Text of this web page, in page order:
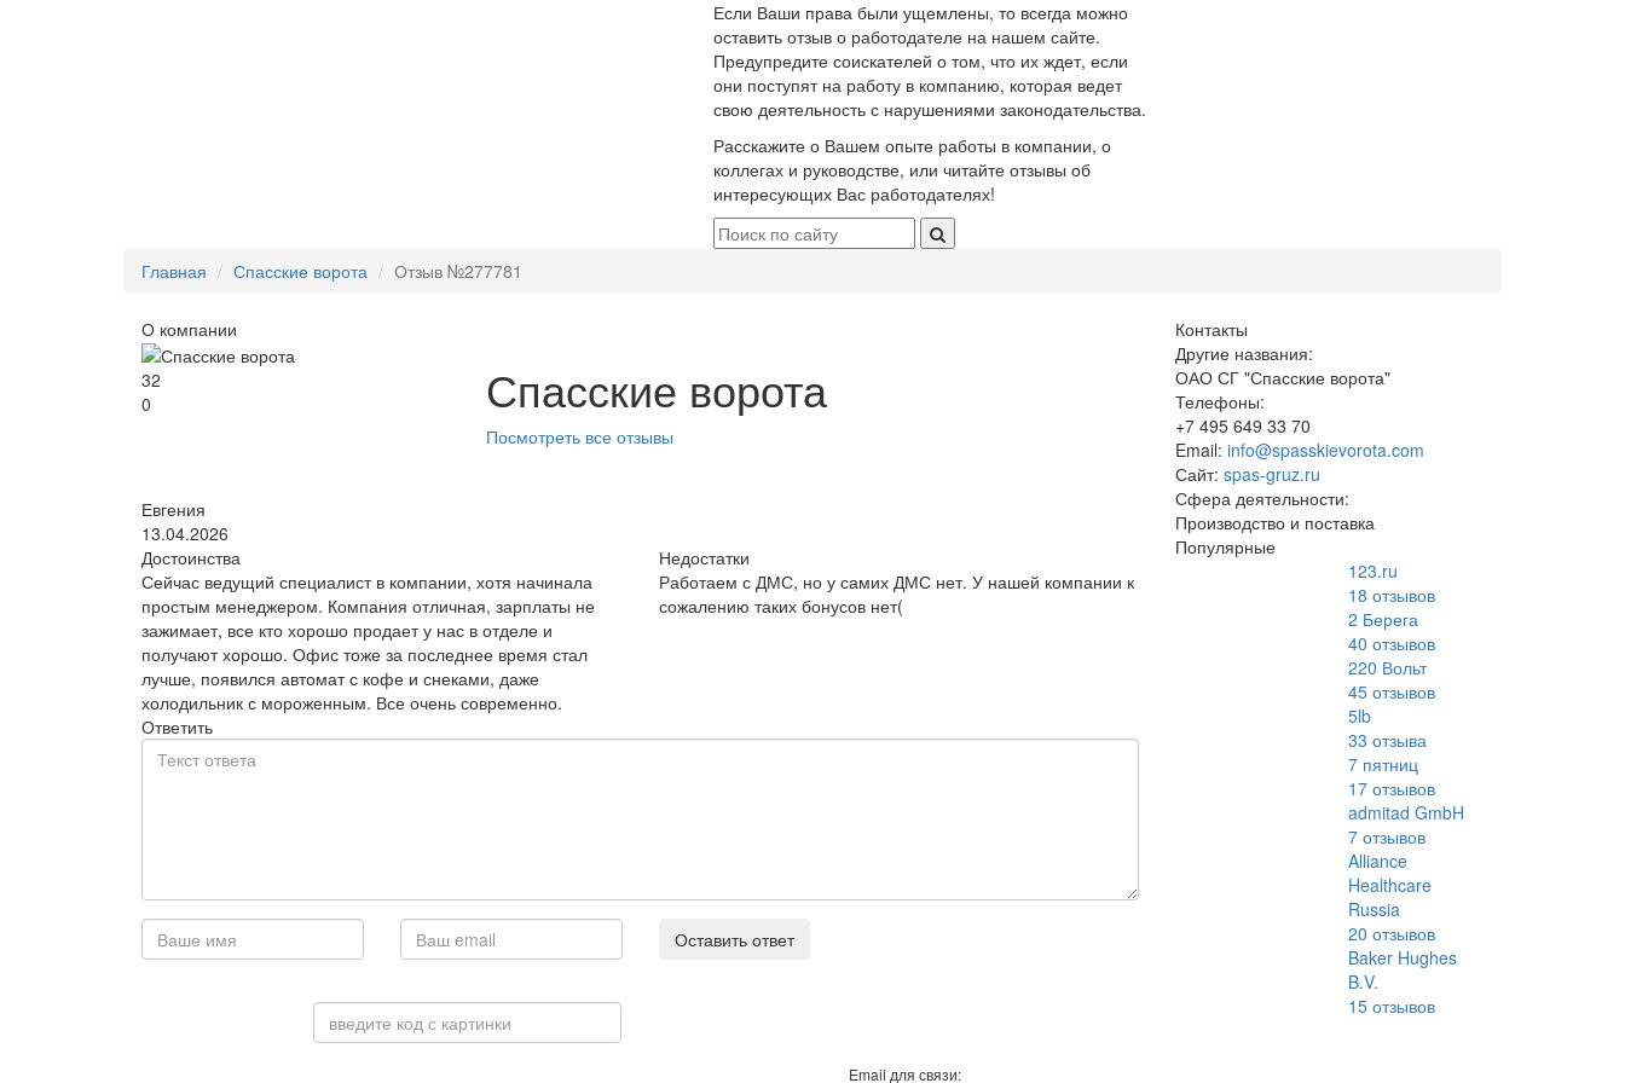
Если Ваши права были ущемлены, то всегда можно
оставить отзыв о работодателе на нашем сайте.
Предупредите соискателей о том, что их ждет, если
они поступят на работу в компанию, которая ведет
свою деятельность с нарушениями законодательства.
Расскажите о Вашем опыте работы в компании, о
коллегах и руководстве, или читайте отзывы об
интересующих Вас работодателях!
Главная Спасские ворота Отзыв №277781
О компании
32
0
Спасские ворота
Посмотреть все отзывы
Евгения
13.04.2026
Достоинства
Сейчас ведущий специалист в компании, хотя начинала
простым менеджером. Компания отличная, зарплаты не
зажимает, все кто хорошо продает у нас в отделе и
получают хорошо. Офис тоже за последнее время стал
лучше, появился автомат с кофе и снеками, даже
холодильник с мороженным. Все очень современно.
Недостатки
Работаем с ДМС, но у самих ДМС нет. У нашей компании к
сожалению таких бонусов нет(
Ответить
Оставить ответ
Контакты
Другие названия:
ОАО СГ "Спасские ворота"
Телефоны:
+7 495 649 33 70
Email: info@spasskievorota.com
Сайт: spas-gruz.ru
Сфера деятельности:
Производство и поставка
Популярные
123.ru
18 отзывов
2 Берега
40 отзывов
220 Вольт
45отзывов
5lb
33 отзыва
7 пятниц
17отзывов
admitad GmbH
7отзывов
Alliance
Healthcare
Russia
20 отзывов
Baker Hughes
B.V.
15отзывов
Email для связи: